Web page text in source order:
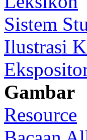
Sistem
Ilustrasi
Gambar
Resource